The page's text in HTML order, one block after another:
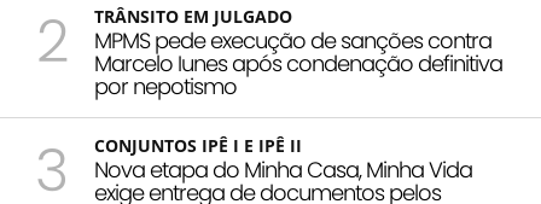
2 TRÂNSITO EM JULGADO
MPMS pede execução de sanções contra
Marcelo Iunes após condenação definitiva
por nepotismo
3 CONJUNTOS IPÊ I E IPÊ II
Nova etapa do Minha Casa, Minha Vida
exige entrega de documentos pelos